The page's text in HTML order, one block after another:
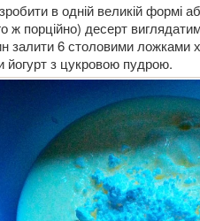
в одній великій формі
ж порційно) десерт
залити 6 столовими ложками
йогурт з цукровою пудрою.